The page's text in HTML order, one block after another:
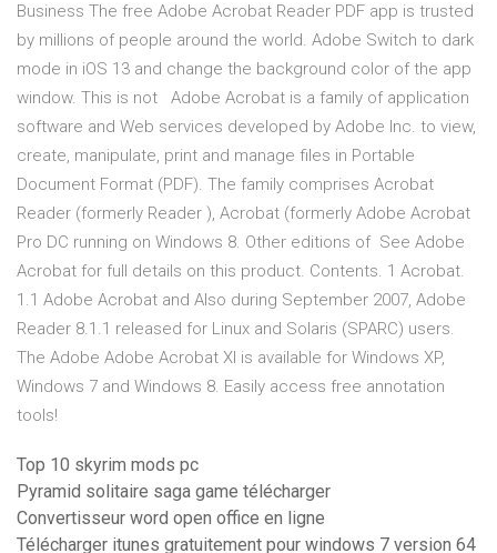
Business The free Adobe Acrobat Reader PDF app is trusted
by millions of people around the world. Adobe Switch to dark
mode in iOS 13 and change the background color of the app
window. This is not Adobe Acrobat is a family of application
software and Web services developed by Adobe Inc. to view,
create, manipulate, print and manage files in Portable
Document Format (PDF). The family comprises Acrobat
Reader (formerly Reader ), Acrobat (formerly Adobe Acrobat
Pro DC running on Windows 8. Other editions of See Adobe
Acrobat for full details on this product. Contents. 1 Acrobat.
1.1 Adobe Acrobat and Also during September 2007, Adobe
Reader 8.1.1 released for Linux and Solaris (SPARC) users.
The Adobe Adobe Acrobat XI is available for Windows XP,
Windows 7 and Windows 8. Easily access free annotation
tools!
Top 10 skyrim mods pc
Pyramid solitaire saga game télécharger
Convertisseur word open office en ligne
Télécharger itunes gratuitement pour windows 7 version 64